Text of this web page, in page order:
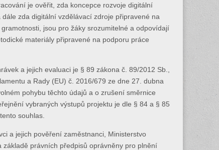
je ověřit, zda koncepce rozvoje digitální
zda digitální vzdělávací zdroje připravené na
jsou pro žáky srozumitelné a odpovídají
materiály připravené na podporu práce
a jejich evaluaci je § 89 zákona č. 89/2012 Sb.,
a Rady (EU) č. 2016/679 ze dne 27. dubna
pohybu těchto údajů a o zrušení směrnice
vybraných výstupů projektu je dle § 84 a § 85
souhlas.
a jejich pověření zaměstnanci, Ministerstvo
právních předpisů oprávněny pro plnění